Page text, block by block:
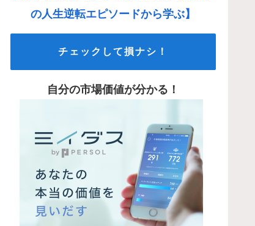
の人生逆転エピソードから学ぶ】
チェックして損ナシ！
自分の市場価値が分かる！